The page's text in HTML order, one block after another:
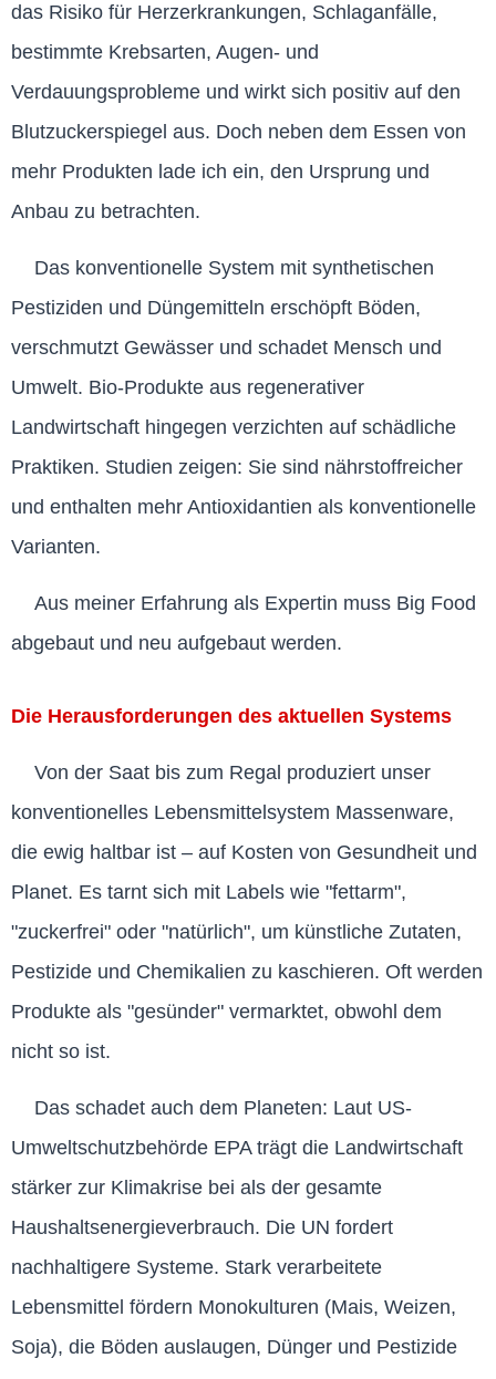
das Risiko für Herzerkrankungen, Schlaganfälle,
bestimmte Krebsarten, Augen- und
Verdauungsprobleme und wirkt sich positiv auf den
Blutzuckerspiegel aus. Doch neben dem Essen von
mehr Produkten lade ich ein, den Ursprung und
Anbau zu betrachten.
Das konventionelle System mit synthetischen
Pestiziden und Düngemitteln erschöpft Böden,
verschmutzt Gewässer und schadet Mensch und
Umwelt. Bio-Produkte aus regenerativer
Landwirtschaft hingegen verzichten auf schädliche
Praktiken. Studien zeigen: Sie sind nährstoffreicher
und enthalten mehr Antioxidantien als konventionelle
Varianten.
Aus meiner Erfahrung als Expertin muss Big Food
abgebaut und neu aufgebaut werden.
Die Herausforderungen des aktuellen Systems
Von der Saat bis zum Regal produziert unser
konventionelles Lebensmittelsystem Massenware,
die ewig haltbar ist – auf Kosten von Gesundheit und
Planet. Es tarnt sich mit Labels wie "fettarm",
"zuckerfrei" oder "natürlich", um künstliche Zutaten,
Pestizide und Chemikalien zu kaschieren. Oft werden
Produkte als "gesünder" vermarktet, obwohl dem
nicht so ist.
Das schadet auch dem Planeten: Laut US-
Umweltschutzbehörde EPA trägt die Landwirtschaft
stärker zur Klimakrise bei als der gesamte
Haushaltsenergieverbrauch. Die UN fordert
nachhaltigere Systeme. Stark verarbeitete
Lebensmittel fördern Monokulturen (Mais, Weizen,
Soja), die Böden auslaugen, Dünger und Pestizide